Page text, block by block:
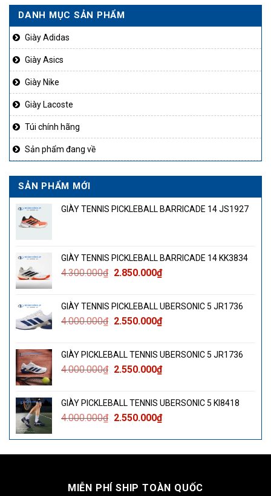
DANH MỤC SẢN PHẨM
Giày Adidas
Giày Asics
Giày Nike
Giày Lacoste
Túi chính hãng
Sản phẩm đang về
SẢN PHẨM MỚI
GIÀY TENNIS PICKLEBALL BARRICADE 14 JS1927
GIÀY TENNIS PICKLEBALL BARRICADE 14 KK3834
4.300.000₫ Giá
4.300.000₫.
2.850.000₫Giá
là:
2.850.000₫.
GIÀY TENNIS PICKLEBALL UBERSONIC 5 JR1736
4.000.000₫ Giá
4.000.000₫.
2.550.000₫Giá
là:
2.550.000₫.
GIÀY PICKLEBALL TENNIS UBERSONIC 5 JR1736
4.000.000₫ Giá
4.000.000₫.
2.550.000₫Giá
là:
2.550.000₫.
GIÀY PICKLEBALL TENNIS UBERSONIC 5 KI8418
4.000.000₫ Giá
là:
4.000.000₫.
2.550.000₫Giá
tại
là:
MIỄN PHÍ SHIP TOÀN QUỐC